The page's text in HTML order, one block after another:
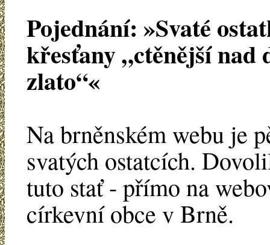
Pojednání: »Svaté
křesťany „ctěnější nad
zlato“«
Na brněnském webu je
svatých ostatcích.
tuto stať - přímo na
církevní obce v Brně.